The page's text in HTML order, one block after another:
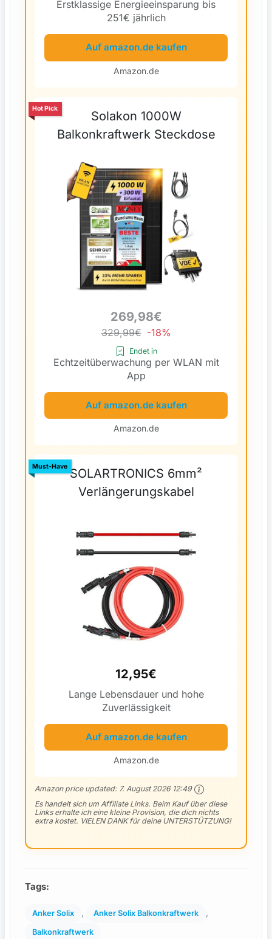
Erstklassige Energieeinsparung bis
251€ jährlich
Auf amazon.de kaufen
Amazon.de
Solakon 1000W
Balkonkraftwerk Steckdose
Hot Pick
269,98€
329,99€ -18%
Endet in
Echtzeitüberwachung per WLAN mit
App
Auf amazon.de kaufen
Amazon.de
SOLARTRONICS 6mm²
Verlängerungskabel
Must-Have
12,95€
Lange Lebensdauer und hohe
Zuverlässigkeit
Auf amazon.de kaufen
Amazon.de
Amazon price updated: 7. August 2026 12:49
Es handelt sich um Affiliate Links. Beim Kauf über diese
Links erhalte ich eine kleine Provision, die dich nichts
extra kostet. VIELEN DANK für deine UNTERSTÜTZUNG!
Tags:
Anker Solix Anker Solix Balkonkraftwerk
Balkonkraftwerk